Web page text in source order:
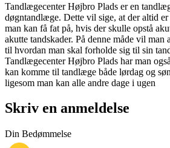
Tandlægecenter Højbro Plads er en
døgntandlæge. Dette vil sige, at der altid
man kan få fat på, hvis der skulle opstå
akutte tandskader. På denne måde vil
til hvordan man skal forholde sig til sin
Tandlægecenter Højbro Plads har man
kan komme til tandlæge både lørdag og
ligesom man kan alle andre dage i ugen
Skriv en anmeldelse
Din Bedømmelse